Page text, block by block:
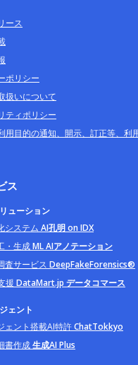
ース
ポリシー
扱いについて
ティポリシー
用目的の通知、開示、訂正等、利
ス
ューション
システム AI孔明 on IDX
・生成ML AIアノテーション
査サービス DeepFakeForensics®
援 DataMart.jp データコマース
ェント
ェント搭載AI特許ChatTokkyo
書作成生成AI Plus